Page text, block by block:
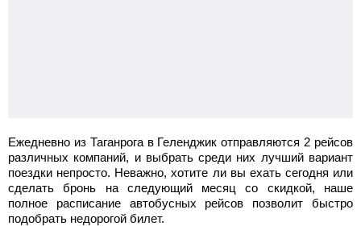
Ежедневно из Таганрога в Геленджик отправляются 2 рейсов
различных компаний, и выбрать среди них лучший вариант
поездки непросто. Неважно, хотите ли вы ехать сегодня или
сделать бронь на следующий месяц со скидкой, наше
полное расписание автобусных рейсов позволит быстро
подобрать недорогой билет.